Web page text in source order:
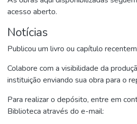
acesso aberto.
Notícias
Publicou um livro ou capítulo
Colabore com a visibilidade da
instituição enviando sua obra para o
Para realizar o depósito, entre em
Biblioteca através do e-mail: